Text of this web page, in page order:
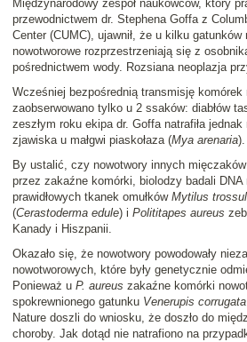
Międzynarodowy zespół naukowców, który
przewodnictwem dr. Stephena Goffa z
Center (CUMC), ujawnił, że u kilku gatunków
nowotworowe rozprzestrzeniają się z
pośrednictwem wody. Rozsiana neoplazja
Wcześniej bezpośrednią transmisję komórek
zaobserwowano tylko u 2 ssaków: diabłów
zeszłym roku ekipa dr. Goffa natrafiła jednak
zjawiska u małgwi piaskołaza (Mya arenaria).
By ustalić, czy nowotwory innych
przez zakaźne komórki, biolodzy badali DNA
prawidłowych tkanek omułków Mytilus
(Cerastoderma edule) i Polititapes aureus
Kanady i Hiszpanii.
Okazało się, że nowotwory powodowały
nowotworowych, które były genetycznie
Ponieważ u P. aureus zakaźne komórki
spokrewnionego gatunku Venerupis corrugata
Nature doszli do wniosku, że doszło do
choroby. Jak dotąd nie natrafiono na